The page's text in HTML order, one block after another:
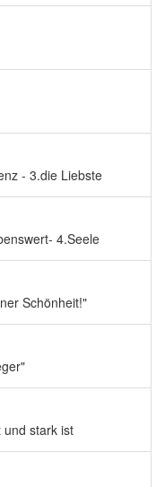
- 3.die Liebste
4.Seele
Schönheit!"
stark ist